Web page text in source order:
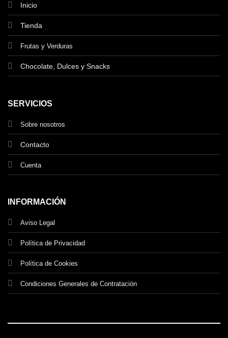
Inicio
Tienda
Frutas y Verduras
Chocolate, Dulces y Snacks
SERVICIOS
Sobre nosotros
Contacto
Cuenta
INFORMACIÓN
Aviso Legal
Política de Privacidad
Política de Cookies
Condiciones Generales de Contratación